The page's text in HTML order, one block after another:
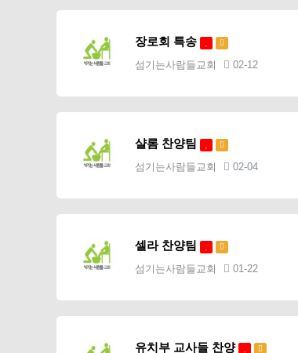
장로회 특송
섬기는사람들교회 02-12
샬롬 찬양팀
섬기는사람들교회 02-04
셀라 찬양팀
섬기는사람들교회 01-22
유치부 교사들 찬양